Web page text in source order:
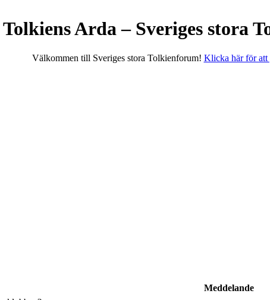
Tolkiens Arda – Sveriges stora
Välkommen till Sveriges stora Tolkienforum! Klicka här för att
Meddelande